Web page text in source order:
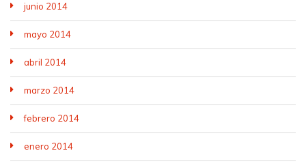
junio 2014
mayo 2014
abril 2014
marzo 2014
febrero 2014
enero 2014